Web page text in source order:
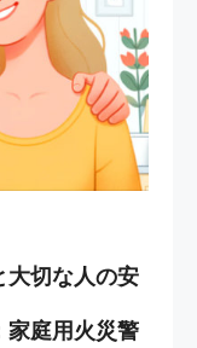
大切な人の安
家庭用火災警